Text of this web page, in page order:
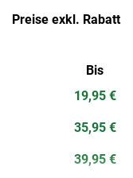
Preise exkl. Rabatt
Bis
19,95 €
35,95 €
39,95 €